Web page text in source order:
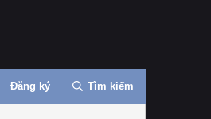
Đăng ký Tìm kiếm